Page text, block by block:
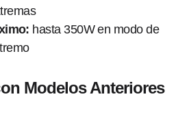
hasta 350W en modo de
Modelos Anteriores